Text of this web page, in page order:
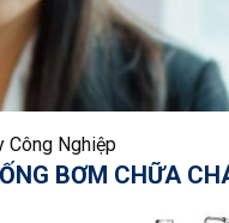
Công Nghiệp
BƠM CHỮA